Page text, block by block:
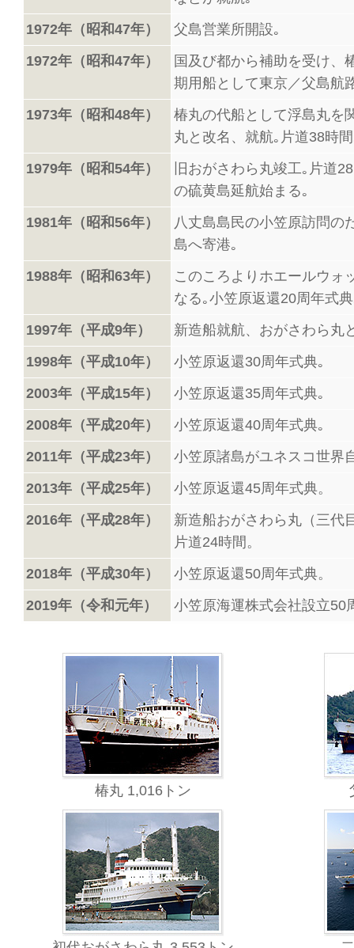
1972年（昭和47年）
父島営業所開設｡
1972年（昭和47年）
国及び都から補助を受け、
期用船として東京／父島航
1973年（昭和48年）
椿丸の代船として浮島丸を
丸と改名、就航｡片道38時
1979年（昭和54年）
旧おがさわら丸竣工｡片道
の硫黄島延航始まる｡
1981年（昭和56年）
八丈島島民の小笠原訪問の
島へ寄港｡
1988年（昭和63年）
このころよりホエールウォ
なる｡小笠原返還20周年式
1997年（平成9年）
新造船就航、おがさわら丸
1998年（平成10年）
小笠原返還30周年式典｡
2003年（平成15年）
小笠原返還35周年式典｡
2008年（平成20年）
小笠原返還40周年式典｡
2011年（平成23年）
小笠原諸島がユネスコ世界
2013年（平成25年）
小笠原返還45周年式典。
2016年（平成28年）
新造船おがさわら丸（三代
片道24時間。
2018年（平成30年）
小笠原返還50周年式典。
2019年（令和元年）
小笠原海運株式会社設立50
椿丸 1,016トン